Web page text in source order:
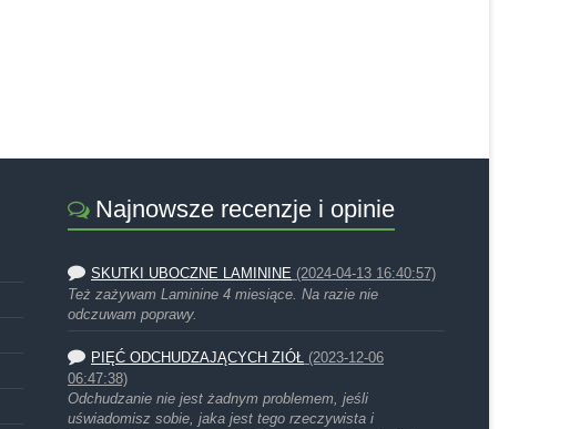
Najnowsze recenzje i opinie
SKUTKI UBOCZNE LAMININE (2024-04-13 16:40:57)
Też zażywam Laminine 4 miesiące. Na razie nie
odczuwam poprawy.
PIĘĆ ODCHUDZAJĄCYCH ZIÓŁ (2023-12-06
06:47:38)
Odchudzanie nie jest żadnym problemem, jeśli
uświadomisz sobie, jaka jest tego rzeczywista i